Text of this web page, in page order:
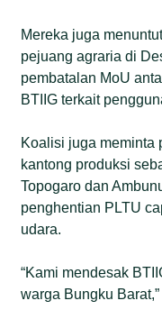
Mereka juga
pejuang agraria di
pembatalan MoU
BTIIG terkait
Koalisi juga meminta
kantong produksi
Topogaro dan
penghentian PLTU
udara.
“Kami mendesak
warga Bungku